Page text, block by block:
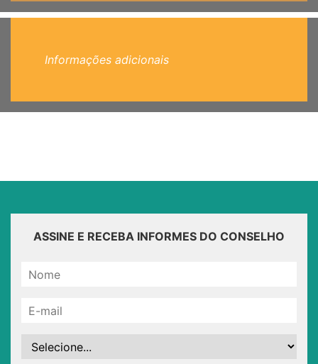
Informações adicionais
ASSINE E RECEBA INFORMES DO CONSELHO